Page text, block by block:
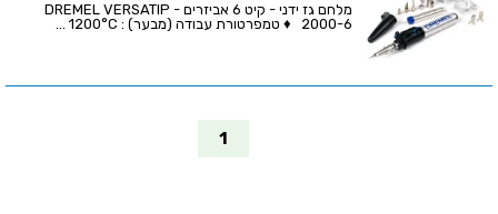
מלחם גז ידני - קיט 6 אביזרים - DREMEL VERSATIP
2000-6 ♦ טמפרטורת עבודה (מבער) : 1200°C ...
1